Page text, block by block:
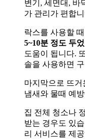
변기, 세면대, 바
가 관리가 편합
락스를 사용할
5~10분 정도 두
도움이 됩니다.
솔을 사용하면
마지막으로 뜨거
냄새와 물때 예
집 전체 청소나
받는 경우도 있
리 서비스를 제